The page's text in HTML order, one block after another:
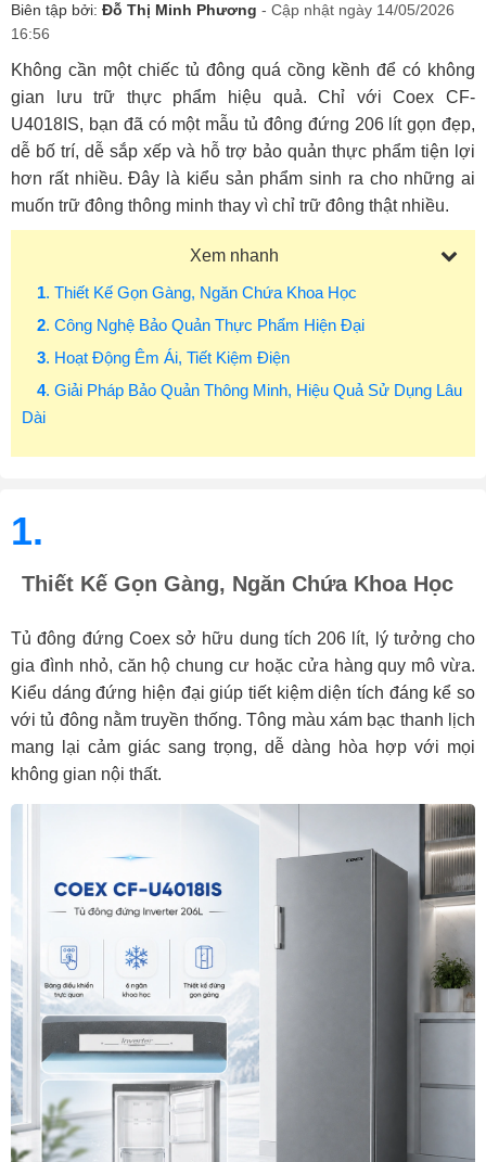
Biên tập bởi: Đỗ Thị Minh Phương - Cập nhật ngày 14/05/2026
16:56
Không cần một chiếc tủ đông quá cồng kềnh để có không
gian lưu trữ thực phẩm hiệu quả. Chỉ với Coex CF-
U4018IS, bạn đã có một mẫu tủ đông đứng 206 lít gọn đẹp,
dễ bố trí, dễ sắp xếp và hỗ trợ bảo quản thực phẩm tiện lợi
hơn rất nhiều. Đây là kiểu sản phẩm sinh ra cho những ai
muốn trữ đông thông minh thay vì chỉ trữ đông thật nhiều.
Xem nhanh
1. Thiết Kế Gọn Gàng, Ngăn Chứa Khoa Học
2. Công Nghệ Bảo Quản Thực Phẩm Hiện Đại
3. Hoạt Động Êm Ái, Tiết Kiệm Điện
4. Giải Pháp Bảo Quản Thông Minh, Hiệu Quả Sử Dụng Lâu
Dài
1.
Thiết Kế Gọn Gàng, Ngăn Chứa Khoa Học
Tủ đông đứng Coex sở hữu dung tích 206 lít, lý tưởng cho
gia đình nhỏ, căn hộ chung cư hoặc cửa hàng quy mô vừa.
Kiểu dáng đứng hiện đại giúp tiết kiệm diện tích đáng kể so
với tủ đông nằm truyền thống. Tông màu xám bạc thanh lịch
mang lại cảm giác sang trọng, dễ dàng hòa hợp với mọi
không gian nội thất.